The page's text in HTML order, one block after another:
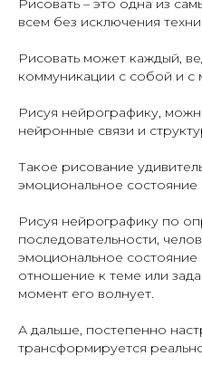
Рисовать – это одна из
всем без исключения
Рисовать может каждый,
коммуникации с собой и с
Рисуя нейрографику,
нейронные связи и
Такое рисование
эмоциональное состояние
Рисуя нейрографику по
последовательности,
эмоциональное
отношение к теме или
момент его волнует.
А дальше, постепенно
трансформируется